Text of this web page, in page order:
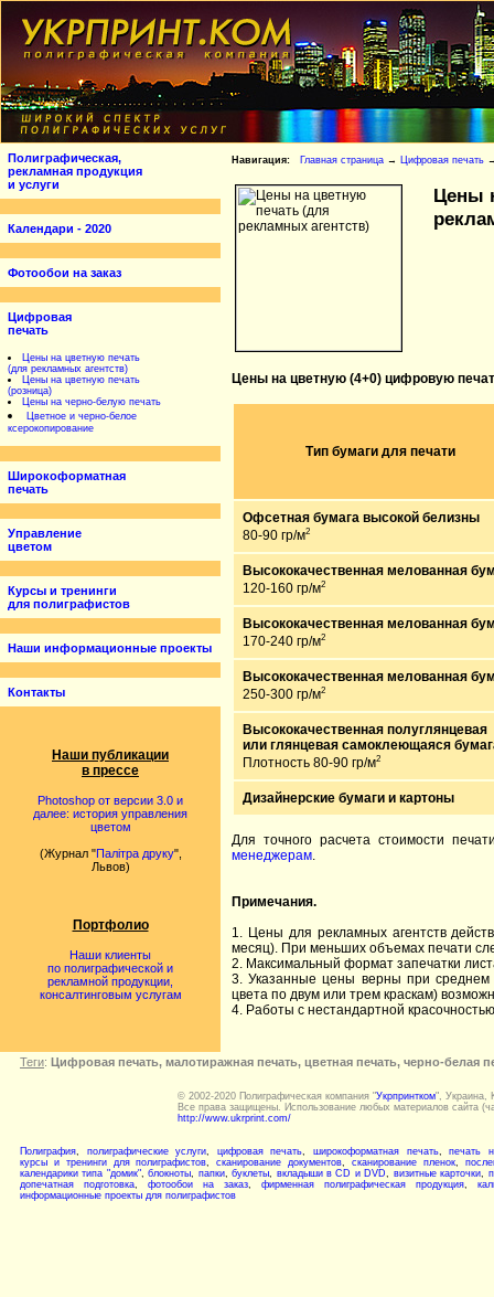
Полиграфическая,
рекламная продукция
и услуги
Календари - 2020
Фотообои на заказ
Цифровая
печать
Цены на цветную печать
(для рекламных агентств)
Цены на цветную печать
(розница)
Цены на черно-белую печать
Цветное и черно-белое
ксерокопирование
Широкоформатная
печать
Управление
цветом
Курсы и тренинги
для полиграфистов
Наши информационные проекты
Контакты
Наши публикации
в прессе
Photoshop от версии 3.0 и
далее: история управления
цветом
(Журнал "Палітра друку",
Львов)
Портфолио
Наши клиенты
по полиграфической и
рекламной продукции,
консалтинговым услугам
Навигация: Главная страница → Цифровая печать
Цены
Цены на цветную (4+0) цифровую
Тип бумаги для печати
Офсетная бумага высокой белизны
80-90 гр/м2
Высококачественная мелованная
120-160 гр/м2
Высококачественная мелованная
170-240 гр/м2
Высококачественная мелованная
250-300 гр/м2
Высококачественная полуглянцевая
или глянцевая самоклеющаяся
Плотность 80-90 гр/м2
Дизайнерские бумаги и картоны
Для точного расчета стоимости
менеджерам.
Примечания.
1. Цены для рекламных агентств
месяц). При меньших объемах печати
2. Максимальный формат запечатки
3. Указанные цены верны при среднем
цвета по двум или трем краскам)
4. Работы с нестандартной
Теги: Цифровая печать, малотиражная печать, цветная печать, черно-белая
© 2002-2020 Полиграфическая компания "Укрпринтком", Украина,
Все права защищены. Использование любых материалов сайта
http://www.ukrprint.com/
Полиграфия, полиграфические услуги, цифровая печать, широкоформатная печать,
печать
курсы и тренинги для полиграфистов, сканирование документов, сканирование пленок,
календарики типа "домик", блокноты, папки, буклеты, вкладыши в CD и DVD, визитные карточки,
допечатная подготовка, фотообои на заказ, фирменная полиграфическая продукция,
информационные проекты для полиграфистов